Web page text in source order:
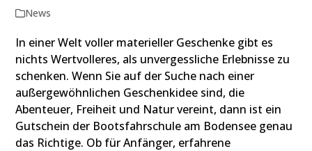
News
In einer Welt voller materieller Geschenke gibt es
nichts Wertvolleres, als unvergessliche Erlebnisse zu
schenken. Wenn Sie auf der Suche nach einer
außergewöhnlichen Geschenkidee sind, die
Abenteuer, Freiheit und Natur vereint, dann ist ein
Gutschein der Bootsfahrschule am Bodensee genau
das Richtige. Ob für Anfänger, erfahrene